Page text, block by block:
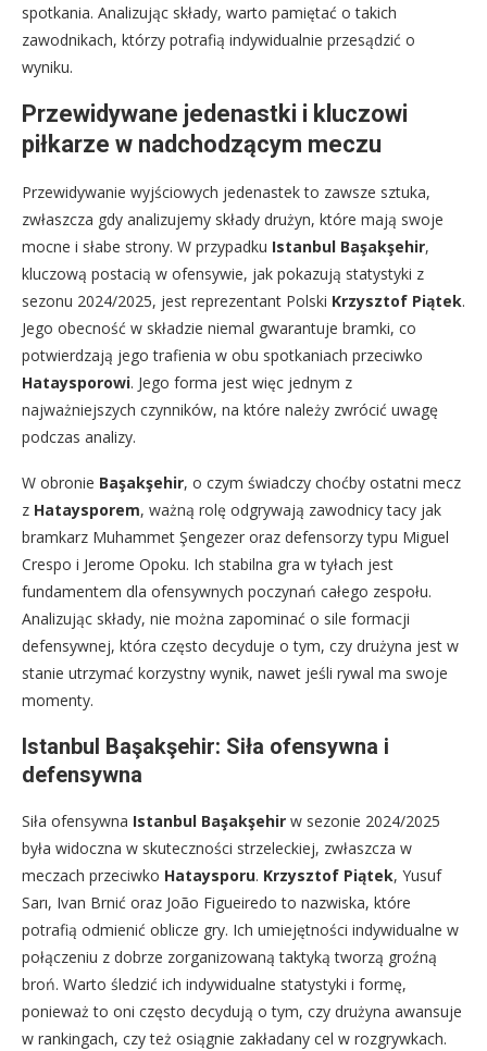
spotkania. Analizując składy, warto pamiętać o takich
zawodnikach, którzy potrafią indywidualnie przesądzić o
wyniku.
Przewidywane jedenastki i kluczowi
piłkarze w nadchodzącym meczu
Przewidywanie wyjściowych jedenastek to zawsze sztuka,
zwłaszcza gdy analizujemy składy drużyn, które mają swoje
mocne i słabe strony. W przypadku Istanbul Başakşehir,
kluczową postacią w ofensywie, jak pokazują statystyki z
sezonu 2024/2025, jest reprezentant Polski Krzysztof Piątek.
Jego obecność w składzie niemal gwarantuje bramki, co
potwierdzają jego trafienia w obu spotkaniach przeciwko
Hataysporowi. Jego forma jest więc jednym z
najważniejszych czynników, na które należy zwrócić uwagę
podczas analizy.
W obronie Başakşehir, o czym świadczy choćby ostatni mecz
z Hataysporem, ważną rolę odgrywają zawodnicy tacy jak
bramkarz Muhammet Şengezer oraz defensorzy typu Miguel
Crespo i Jerome Opoku. Ich stabilna gra w tyłach jest
fundamentem dla ofensywnych poczynań całego zespołu.
Analizując składy, nie można zapominać o sile formacji
defensywnej, która często decyduje o tym, czy drużyna jest w
stanie utrzymać korzystny wynik, nawet jeśli rywal ma swoje
momenty.
Istanbul Başakşehir: Siła ofensywna i
defensywna
Siła ofensywna Istanbul Başakşehir w sezonie 2024/2025
była widoczna w skuteczności strzeleckiej, zwłaszcza w
meczach przeciwko Hataysporu. Krzysztof Piątek, Yusuf
Sarı, Ivan Brnić oraz João Figueiredo to nazwiska, które
potrafią odmienić oblicze gry. Ich umiejętności indywidualne w
połączeniu z dobrze zorganizowaną taktyką tworzą groźną
broń. Warto śledzić ich indywidualne statystyki i formę,
ponieważ to oni często decydują o tym, czy drużyna awansuje
w rankingach, czy też osiągnie zakładany cel w rozgrywkach.